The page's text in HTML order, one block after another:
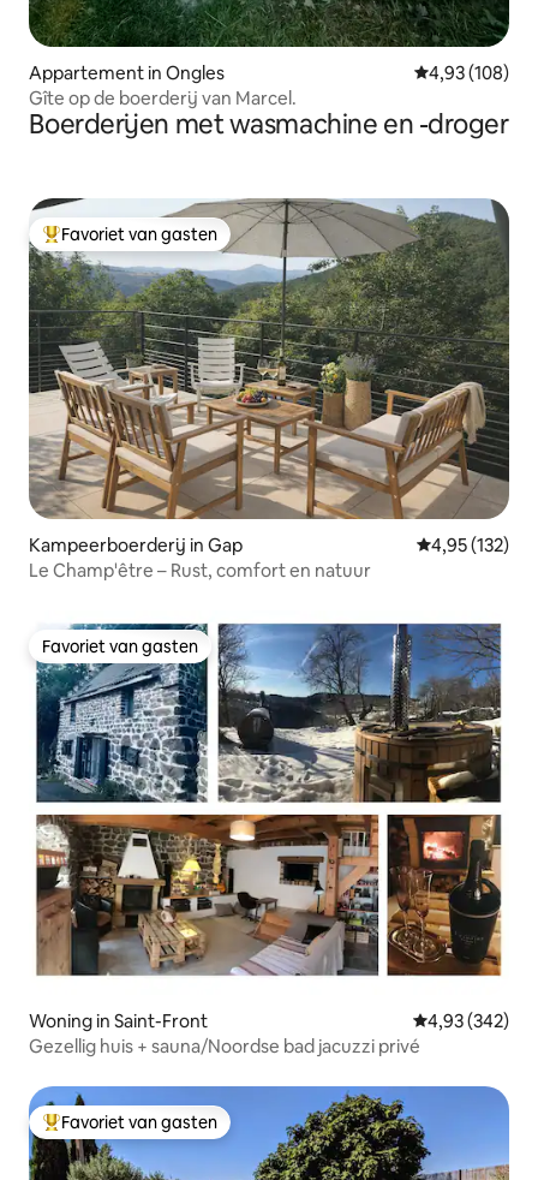
Appartement in Ongles Gemiddelde
4,93 (108)
Gîte op de boerderij van Marcel.
Boerderijen met wasmachine en -droger
Topfavoriet van gasten
Favoriet van gasten
Kampeerboerderij in Gap Gemiddelde
4,95 (132)
Le Champ'être – Rust, comfort en natuur
Favoriet van gasten
Favoriet van gasten
Woning in Saint-Front Gemiddelde
4,93 (342)
Gezellig huis + sauna/Noordse bad jacuzzi privé
Topfavoriet van gasten
Favoriet van gasten